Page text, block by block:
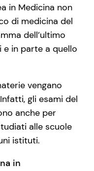
in Medicina non
di medicina del
dell’ultimo
in parte a quello
vengano
gli esami del
anche per
alle scuole
istituti.
in